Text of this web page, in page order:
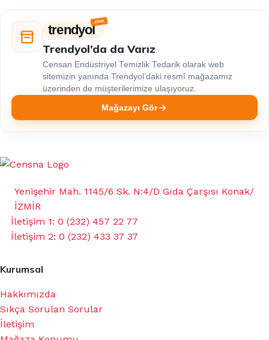
trendyol
Trendyol’da da Varız
Censan Endüstriyel Temizlik Tedarik olarak web
sitemizin yanında Trendyol’daki resmî mağazamız
üzerinden de müşterilerimize ulaşıyoruz.
Mağazayı Gör
Yenişehir Mah. 1145/6 Sk. N:4/D Gıda Çarşısı Konak/
İZMİR
İletişim 1: 0 (232) 457 22 77
İletişim 2: 0 (232) 433 37 37
Kurumsal
Hakkımızda
Sıkça Sorulan Sorular
İletişim